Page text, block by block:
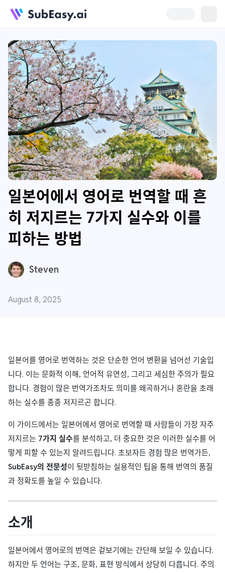
일본어에서 영어로 번역할 때 흔
히 저지르는 7가지 실수와 이를
피하는 방법
Steven
August 8, 2025
일본어를 영어로 번역하는 것은 단순한 언어 변환을 넘어선 기술입
니다. 이는 문화적 이해, 언어적 유연성, 그리고 세심한 주의가 필요
합니다. 경험이 많은 번역가조차도 의미를 왜곡하거나 혼란을 초래
하는 실수를 종종 저지르곤 합니다.
이 가이드에서는 일본어에서 영어로 번역할 때 사람들이 가장 자주
저지르는 7가지 실수를 분석하고, 더 중요한 것은 이러한 실수를 어
떻게 피할 수 있는지 알려드립니다. 초보자든 경험 많은 번역가든,
SubEasy의 전문성이 뒷받침하는 실용적인 팁을 통해 번역의 품질
과 정확도를 높일 수 있습니다.
소개
일본어에서 영어로의 번역은 겉보기에는 간단해 보일 수 있습니다.
하지만 두 언어는 구조, 문화, 표현 방식에서 상당히 다릅니다. 주의